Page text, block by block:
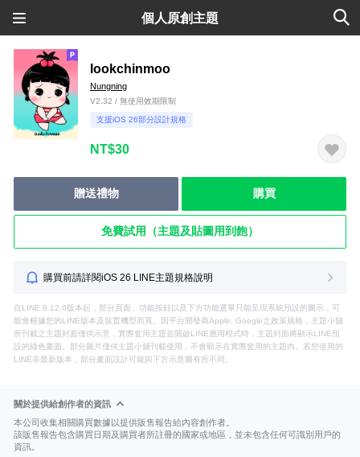
個人原創主題
lookchinmoo
Nungning
V2.32 / 無使用效期限制
支援iOS 26部分設計規格
NT$30
贈送禮物 購買
免費試用（主題及貼圖用到飽）
購買前請詳閱iOS 26 LINE主題規格說明
自LINE 9.12.0版本起，部分頁面、功能按鈕以及下方功能選單只能呈現系統預設的圖示，可
能會根據您的LINE版本及裝置機型而異。因平台開發商Apple, Google之政策規格，主題小舖
所刊載之主題封面僅供示意，實際套用主題並開啟LINE應用程式時，主題封面將顯示LINE預
設的綠色畫面。部分圖片僅供主題小舖刊載使用，不會顯示在實際套用的主題內。若您使用的
LINE非最新版本，部分畫面設計可能與下方示意圖有所不同。
關於提供給創作者的資訊
本公司收集相關購買數據以提供販售報告給內容創作者。
該販售報告包含購買日期及購買者所註冊的國家或地區，並未包含任何可識別用戶的
資訊。